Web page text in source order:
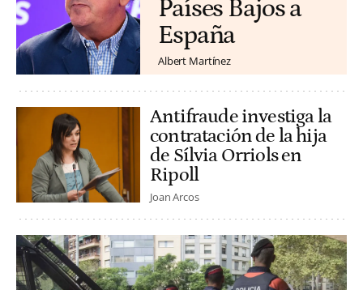
Países Bajos a
España
Albert Martínez
Antifraude investiga la
contratación de la hija
de Sílvia Orriols en
Ripoll
Joan Arcos